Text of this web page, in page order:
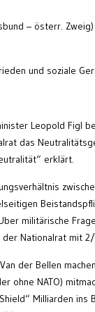
– österr. Zweig)
und soziale
Leopold Figl
das
erklärt.
militärische
Nationalrat mit
der Bellen
ohne NATO)
Milliarden ins